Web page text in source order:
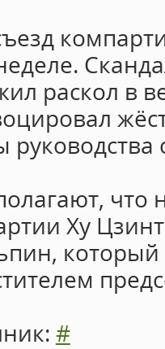
раскол в
руководства
что
Ху
который
#